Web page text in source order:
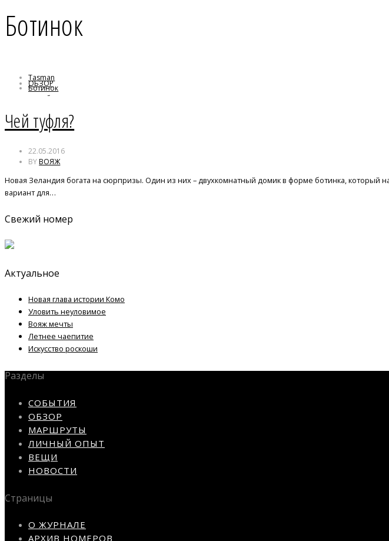
Ботинок
ОБЗОР
Tasman
Ботинок
Дом-ботинок
Чей туфля?
22.05.2016
BYВОЯЖ
Новая Зеландия богата на сюрпризы. Один из них – двухкомнатный домик в форме ботинка,
вариант для…
Свежий номер
Актуальное
Новая глава истории Комо
Уловить неуловимое
Вояж мечты
Летнее чаепитие
Искусство роскоши
Разделы
СОБЫТИЯ
ОБЗОР
МАРШРУТЫ
ЛИЧНЫЙ ОПЫТ
ВЕЩИ
НОВОСТИ
Страницы
О ЖУРНАЛЕ
АРХИВ НОМЕРОВ